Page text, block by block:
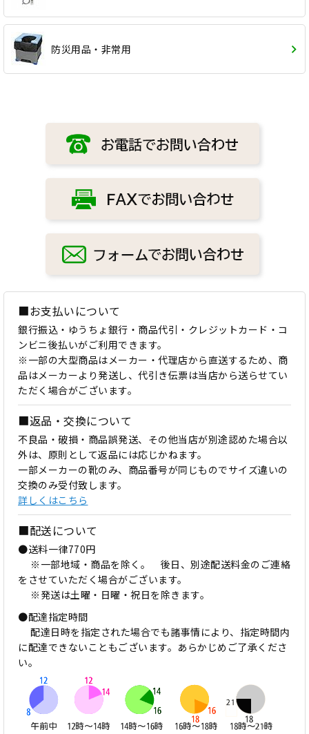
防災用品・非常用
■お支払いについて
銀行振込・ゆうちょ銀行・商品代引・クレジットカード・コ
ンビニ後払いがご利用できます。
※一部の大型商品はメーカー・代理店から直送するため、商
品はメーカーより発送し、代引き伝票は当店から送らせてい
ただく場合がございます。
■返品・交換について
不良品・破損・商品誤発送、その他当店が別途認めた場合以
外は、原則として返品には応じかねます。
一部メーカーの靴のみ、商品番号が同じものでサイズ違いの
交換のみ受付致します。
詳しくはこちら
■配送について
●送料一律770円
※一部地域・商品を除く。 後日、別途配送料金のご連絡
をさせていただく場合がございます。
※発送は土曜・日曜・祝日を除きます。
●配達指定時間
配達日時を指定された場合でも諸事情により、指定時間内
に配達できないこともございます。あらかじめご了承くださ
い。